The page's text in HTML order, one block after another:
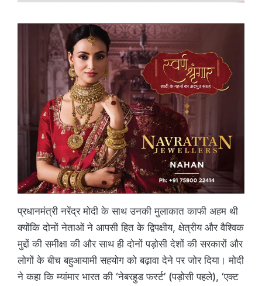
प्रधानमंत्री नरेंद्र मोदी के साथ उनकी मुलाकात काफी अहम थी
क्योंकि दोनों नेताओं ने आपसी हित के द्विपक्षीय, क्षेत्रीय और वैश्विक
मुद्दों की समीक्षा की और साथ ही दोनों पड़ोसी देशों की सरकारों और
लोगों के बीच बहुआयामी सहयोग को बढ़ावा देने पर जोर दिया। मोदी
ने कहा कि म्यांमार भारत की ‘नेबरहुड फर्स्ट’ (पड़ोसी पहले), ‘एक्ट